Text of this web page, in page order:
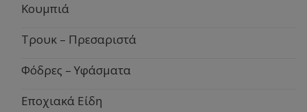
Κουμπιά
Τρουκ – Πρεσαριστά
Φόδρες – Υφάσματα
Εποχιακά Είδη